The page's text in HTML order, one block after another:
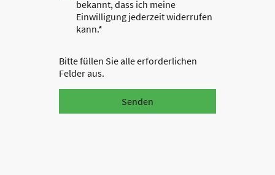
bekannt, dass ich meine
Einwilligung jederzeit widerrufen
kann.*
Bitte füllen Sie alle erforderlichen
Felder aus.
Senden